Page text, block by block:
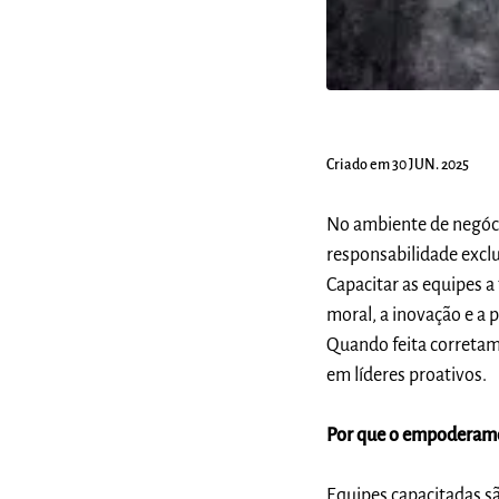
Criado em 30 JUN. 2025
No ambiente de
responsabilidade
Capacitar as equipes
moral, a inovação e a
Quando feita
em líderes proativos.
Por que o